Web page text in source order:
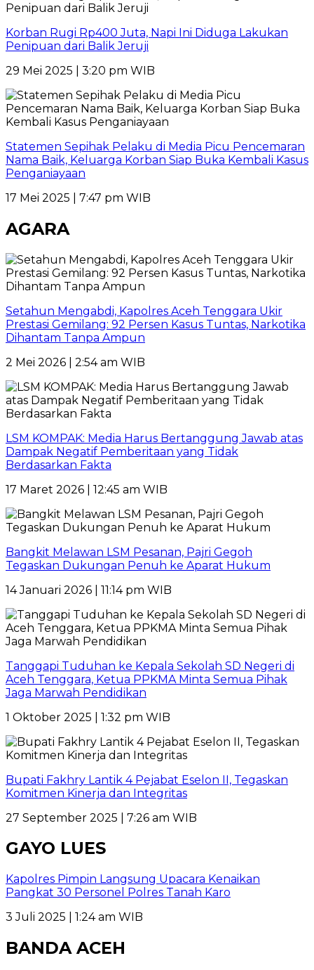
Korban Rugi Rp400 Juta, Napi Ini Diduga Lakukan
Penipuan dari Balik Jeruji
29 Mei 2025 | 3:20 pm WIB
Statemen Sepihak Pelaku di Media Picu Pencemaran
Nama Baik, Keluarga Korban Siap Buka Kembali Kasus
Penganiayaan
17 Mei 2025 | 7:47 pm WIB
AGARA
Setahun Mengabdi, Kapolres Aceh Tenggara Ukir
Prestasi Gemilang: 92 Persen Kasus Tuntas, Narkotika
Dihantam Tanpa Ampun
2 Mei 2026 | 2:54 am WIB
LSM KOMPAK: Media Harus Bertanggung Jawab atas
Dampak Negatif Pemberitaan yang Tidak
Berdasarkan Fakta
17 Maret 2026 | 12:45 am WIB
Bangkit Melawan LSM Pesanan, Pajri Gegoh
Tegaskan Dukungan Penuh ke Aparat Hukum
14 Januari 2026 | 11:14 pm WIB
Tanggapi Tuduhan ke Kepala Sekolah SD Negeri di
Aceh Tenggara, Ketua PPKMA Minta Semua Pihak
Jaga Marwah Pendidikan
1 Oktober 2025 | 1:32 pm WIB
Bupati Fakhry Lantik 4 Pejabat Eselon II, Tegaskan
Komitmen Kinerja dan Integritas
27 September 2025 | 7:26 am WIB
GAYO LUES
Kapolres Pimpin Langsung Upacara Kenaikan
Pangkat 30 Personel Polres Tanah Karo
3 Juli 2025 | 1:24 am WIB
BANDA ACEH